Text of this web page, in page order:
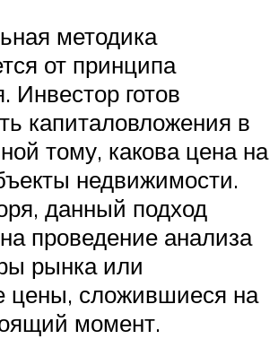
методика
от принципа
Инвестор готов
капиталовложения в
тому, какова цена на
недвижимости.
данный подход
проведение анализа
рынка или
цены, сложившиеся на
момент.